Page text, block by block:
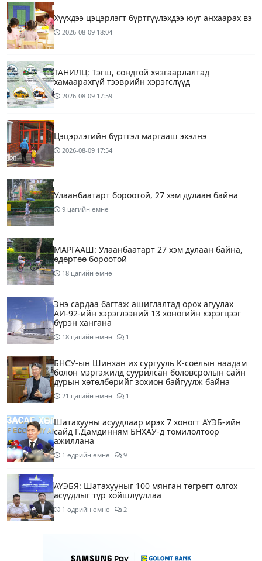
Хүүхдээ цэцэрлэгт бүртгүүлэхдээ юуг анхаарах вэ
2026-08-09 18:04
ТАНИЛЦ: Тэгш, сондгой хязгаарлалтад
хамаарахгүй тээврийн хэрэгслүүд
2026-08-09 17:59
Цэцэрлэгийн бүртгэл маргааш эхэлнэ
2026-08-09 17:54
Улаанбаатарт бороотой, 27 хэм дулаан байна
9 цагийн өмнө
МАРГААШ: Улаанбаатарт 27 хэм дулаан байна,
өдөртөө бороотой
18 цагийн өмнө
Энэ сардаа багтаж ашиглалтад орох агуулах
АИ-92-ийн хэрэглээний 13 хоногийн хэрэгцээг
бүрэн хангана
18 цагийн өмнө 1
БНСУ-ын Шинхан их сургууль К-соёлын наадам
болон мэргэжилд суурилсан боловсролын сайн
дурын хөтөлбөрийг зохион байгуулж байна
21 цагийн өмнө 1
Шатахууны асуудлаар ирэх 7 хоногт АҮЭБ-ийн
сайд Г.Дамдинням БНХАУ-д томилолтоор
ажиллана
1 өдрийн өмнө 9
АҮЭБЯ: Шатахууныг 100 мянган төгрөгт олгох
асуудлыг түр хойшлууллаа
1 өдрийн өмнө 2
автобензинийг агуулахуудад буулгах ажлыг